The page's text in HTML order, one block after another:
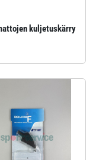
kuljetuskärry